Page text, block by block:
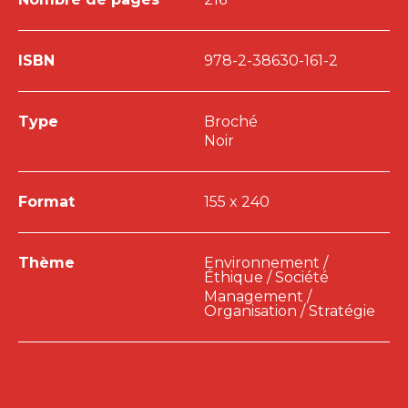
ISBN 978-2-38630-161-2
Type
Broché
Noir
Format 155 x 240
Thème
Environnement /
Éthique / Société
Management /
Organisation / Stratégie